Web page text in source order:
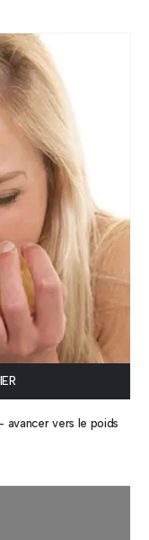
avancer vers le poids